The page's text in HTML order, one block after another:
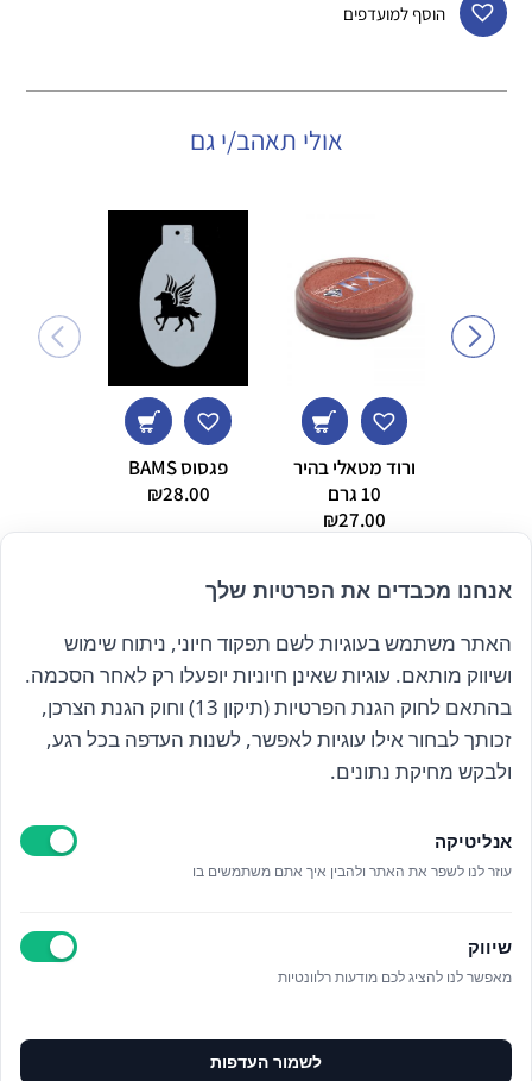
הוסף למועדפים
אולי תאהב/י גם
ורוד מטאלי בהיר
10 גרם
₪27.00
פגסוס BAMS
₪28.00
הרשם לניוזלטר שלנו
קראתי ואני מאשר/ת את
כל הזכויות שמורות אנה ויסטריך
ניהול מידע אישי
אנחנו מכבדים את הפרטיות שלך
האתר משתמש בעוגיות לשם תפקוד חיוני, ניתוח שימוש
ושיווק מותאם. עוגיות שאינן חיוניות יופעלו רק לאחר הסכמה.
בהתאם לחוק הגנת הפרטיות (תיקון 13) וחוק הגנת הצרכן,
זכותך לבחור אילו עוגיות לאפשר, לשנות העדפה בכל רגע,
ולבקש מחיקת נתונים.
אנליטיקה
עוזר לנו לשפר את האתר ולהבין איך אתם משתמשים בו
שיווק
מאפשר לנו להציג לכם מודעות רלוונטיות
לשמור העדפות